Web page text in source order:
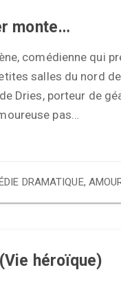
monte…
comédienne qui
salles du nord
Dries, porteur de
pas…
DRAMATIQUE,
héroïque)